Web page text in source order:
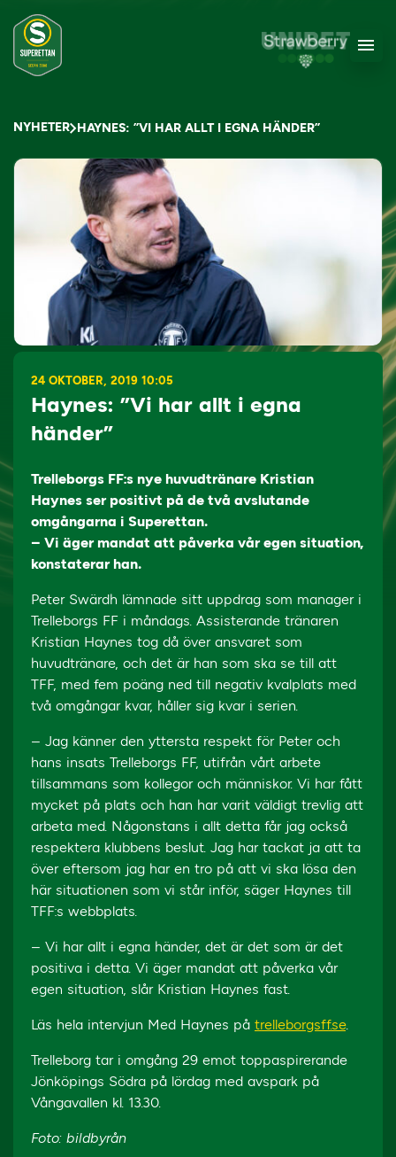
NYHETER HAYNES: ”VI HAR ALLT I EGNA HÄNDER”
24 OKTOBER, 2019 10:05
Haynes: ”Vi har allt i egna
händer”
Trelleborgs FF:s nye huvudtränare Kristian
Haynes ser positivt på de två avslutande
omgångarna i Superettan.
– Vi äger mandat att påverka vår egen situation,
konstaterar han.
Peter Swärdh lämnade sitt uppdrag som manager i
Trelleborgs FF i måndags. Assisterande tränaren
Kristian Haynes tog då över ansvaret som
huvudtränare, och det är han som ska se till att
TFF, med fem poäng ned till negativ kvalplats med
två omgångar kvar, håller sig kvar i serien.
– Jag känner den yttersta respekt för Peter och
hans insats Trelleborgs FF, utifrån vårt arbete
tillsammans som kollegor och människor. Vi har fått
mycket på plats och han har varit väldigt trevlig att
arbeta med. Någonstans i allt detta får jag också
respektera klubbens beslut. Jag har tackat ja att ta
över eftersom jag har en tro på att vi ska lösa den
här situationen som vi står inför, säger Haynes till
TFF:s webbplats.
– Vi har allt i egna händer, det är det som är det
positiva i detta. Vi äger mandat att påverka vår
egen situation, slår Kristian Haynes fast.
Läs hela intervjun Med Haynes på trelleborgsff.se.
Trelleborg tar i omgång 29 emot toppaspirerande
Jönköpings Södra på lördag med avspark på
Vångavallen kl. 13.30.
Foto: bildbyrån